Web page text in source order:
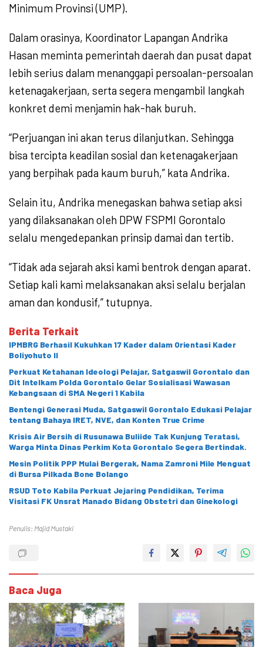
Minimum Provinsi (UMP).
Dalam orasinya, Koordinator Lapangan Andrika
Hasan meminta pemerintah daerah dan pusat dapat
lebih serius dalam menanggapi persoalan-persoalan
ketenagakerjaan, serta segera mengambil langkah
konkret demi menjamin hak-hak buruh.
“Perjuangan ini akan terus dilanjutkan. Sehingga
bisa tercipta keadilan sosial dan ketenagakerjaan
yang berpihak pada kaum buruh,” kata Andrika.
Selain itu, Andrika menegaskan bahwa setiap aksi
yang dilaksanakan oleh DPW FSPMI Gorontalo
selalu mengedepankan prinsip damai dan tertib.
“Tidak ada sejarah aksi kami bentrok dengan aparat.
Setiap kali kami melaksanakan aksi selalu berjalan
aman dan kondusif,” tutupnya.
Berita Terkait
IPMBRG Berhasil Kukuhkan 17 Kader dalam Orientasi Kader
Boliyohuto II
Perkuat Ketahanan Ideologi Pelajar, Satgaswil Gorontalo dan
Dit Intelkam Polda Gorontalo Gelar Sosialisasi Wawasan
Kebangsaan di SMA Negeri 1 Kabila
Bentengi Generasi Muda, Satgaswil Gorontalo Edukasi Pelajar
tentang Bahaya IRET, NVE, dan Konten True Crime
Krisis Air Bersih di Rusunawa Buliide Tak Kunjung Teratasi,
Warga Minta Dinas Perkim Kota Gorontalo Segera Bertindak.
Mesin Politik PPP Mulai Bergerak, Nama Zamroni Mile Menguat
di Bursa Pilkada Bone Bolango
RSUD Toto Kabila Perkuat Jejaring Pendidikan, Terima
Visitasi FK Unsrat Manado Bidang Obstetri dan Ginekologi
Penulis: Majid Mustaki
Baca Juga